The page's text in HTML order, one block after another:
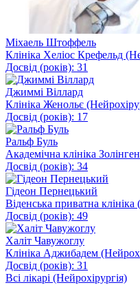
Міхаель Штоффель
Клініка Хеліос Крефельд
Досвід (років): 31
Джиммі Віллард
Клініка Женольє
Досвід (років): 17
Ральф Буль
Академічна клініка
Досвід (років): 34
Гідеон Пернецький
Віденська приватна клініка
Досвід (років): 49
Халіт Чавужоглу
Клініка Аджибадем
Досвід (років): 31
Всі лікарі (Нейрохірургія)